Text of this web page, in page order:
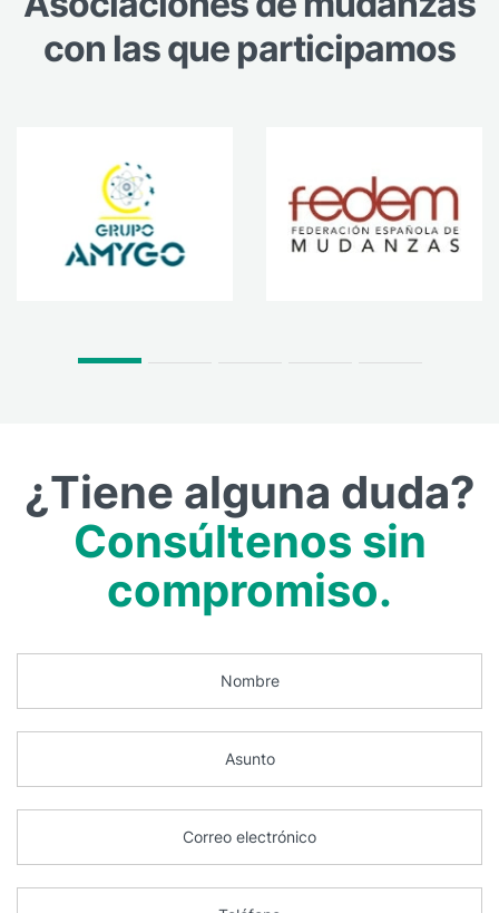
con las que participamos
¿Tiene alguna duda?
Consúltenos sin
compromiso.